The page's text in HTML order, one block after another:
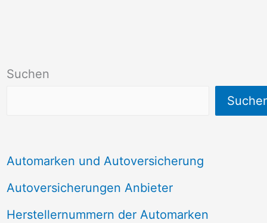
Suchen
Automarken und Autoversicherung
Autoversicherungen Anbieter
Herstellernummern der Automarken